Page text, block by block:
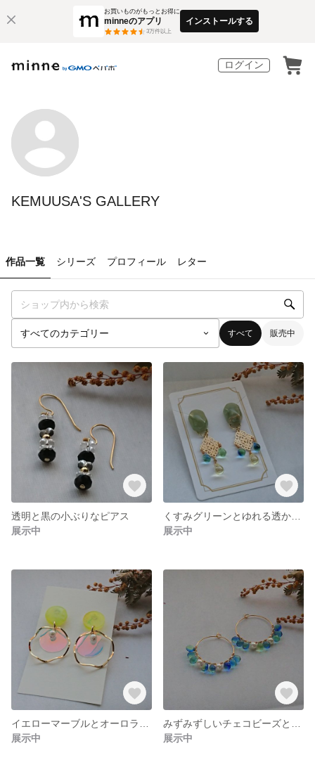
お買いものがもっとお得に
minneのアプリ
3万件以上
インストールする
ログイン
KEMUUSA'S GALLERY
作品一覧 シリーズ プロフィール レター
すべて 販売中
透明と黒の小ぶりなピアス
展示中
展示中
展示中
展示中